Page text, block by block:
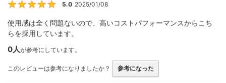
5
5.0 2025/01/08
使用感は全く問題ないので、高いコストパフォーマンスからこち
らを採用しています。
0人が参考にしています。
このレビューは参考になりましたか？ 参考になった